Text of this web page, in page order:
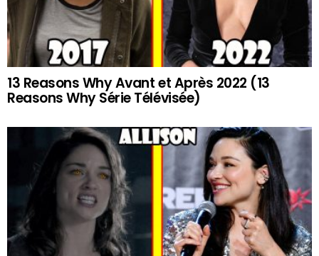
13 Reasons Why Avant et Après 2022 (13
Reasons Why Série Télévisée)